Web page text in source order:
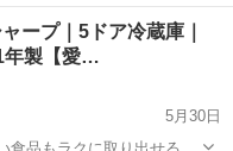
せる必需品！玄米の鮮度維
却時に出た水分を庫外に
家電 玄米
ープ｜5ドア冷蔵庫｜
年製【愛…
5月30日